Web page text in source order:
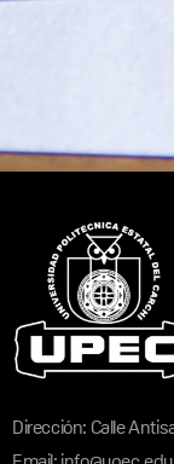
Dirección: Calle